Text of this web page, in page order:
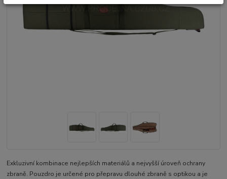
Exkluzivní kombinace nejlepších materiálů a nejvyšší úroveň ochrany
zbraně. Pouzdro je určené pro přepravu dlouhé zbraně s optikou a je